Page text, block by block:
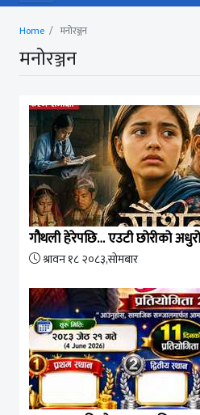
Home मनोरञ्जन
मनोरञ्जन
गौथली हेरेपछि… एउटी छोरीको
श्रावन १८ २०८३,सोमबार